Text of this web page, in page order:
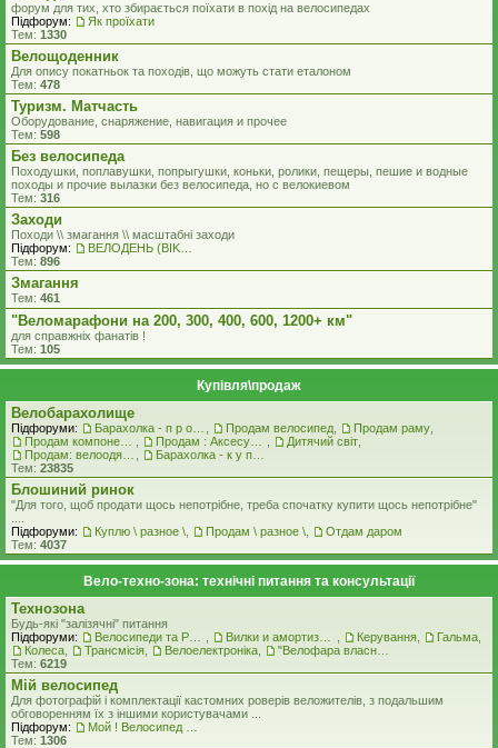
форум для тих, хто збирається поїхати в похід на велосипедах
Підфорум:
Як проїхати
Тем: 1330
Велощоденник
Для опису покатньок та походів, що можуть стати еталоном
Тем: 478
Туризм. Матчасть
Оборудование, снаряжение, навигация и прочее
Тем: 598
Без велосипеда
Походушки, поплавушки, попрыгушки, коньки, ролики, пещеры, пешие и водные
походы и прочие вылазки без велосипеда, но с велокиевом
Тем: 316
Заходи
Походи \\ змагання \\ масштабні заходи
Підфорум:
Тем: 896
Змагання
Тем: 461
"Веломарафони на 200, 300, 400, 600, 1200+ км"
для справжнiх фанатiв !
Тем: 105
Купівля\продаж
Велобарахолище
Підфоруми: Продам велосипед Продам раму
Дитячий світ
Тем: 23835
Блошиний ринок
"Для того, щоб продати щось непотрібне, треба спочатку купити щось непотрібне"
Підфоруми:
Куплю \ разное \ Продам \ разное \
Отдам даром
Тем: 4037
Вело-техно-зона: технічні питання та консультації
Технозона
Будь-які "залізячні" питання
Підфоруми:
Керування Гальма
Колеса
Трансмісія Велоелектроніка
Тем: 6219
Мiй велосипед
Для фотографій і комплектації кастомних роверiв веложителiв, з подальшим
обговоренням їх з іншими користувачами ...
Підфорум:
Тем: 1306